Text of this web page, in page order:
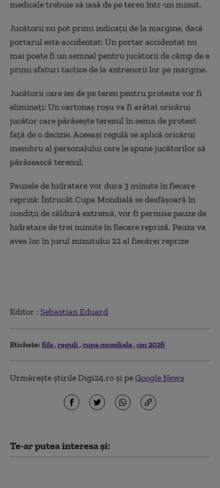
medicale trebuie să iasă de pe teren într-un minut.
Jucătorii nu pot primi indicații de la margine, dacă
portarul este accidentat: Un portar accidentat nu
mai poate fi un semnal pentru jucătorii de câmp de a
primi sfaturi tactice de la antrenorii lor pe margine.
Jucătorii care ies de pe teren pentru proteste vor fi
eliminați: Un cartonaș roșu va fi arătat oricărui
jucător care părăsește terenul în semn de protest
față de o decizie. Aceeași regulă se aplică oricărui
membru al personalului care le spune jucătorilor să
părăsească terenul.
Pauzele de hidratare vor dura 3 minute în fiecare
repriză: Întrucât Cupa Mondială se desfășoară în
condiții de căldură extremă, vor fi permise pauze de
hidratare de trei minute în fiecare repriză. Pauza va
avea loc în jurul minutului 22 al fiecărei reprize
Editor : Sebastian Eduard
Etichete: fifa reguli cupa mondiala cm 2026
Urmărește știrile Digi24.ro și peGoogle News
Te-ar putea interesa și: